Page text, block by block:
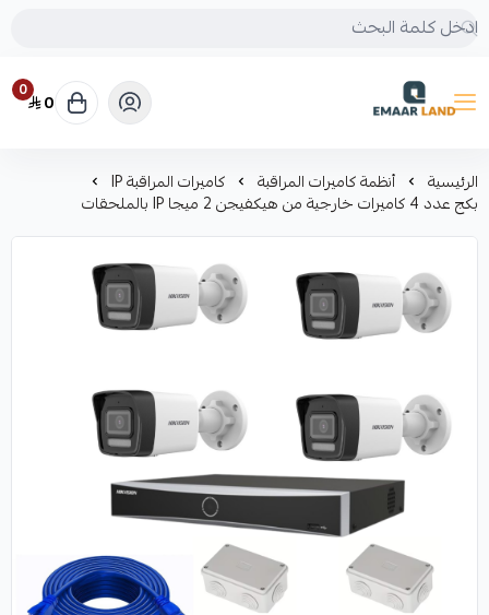
إعمار لاند
0 0
الرئيسية أنظمة كاميرات المراقبة كاميرات المراقبة IP
بكج عدد 4 كاميرات خارجية من هيكفيجن 2 ميجا IP بالملحقات